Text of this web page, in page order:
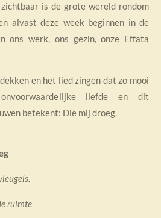
is de grote wereld rondom
alvast deze week beginnen in de
ons werk, ons gezin, onze Effata
en het lied zingen dat zo mooi
liefde en dit
betekent: Die mij droeg.
ruimte